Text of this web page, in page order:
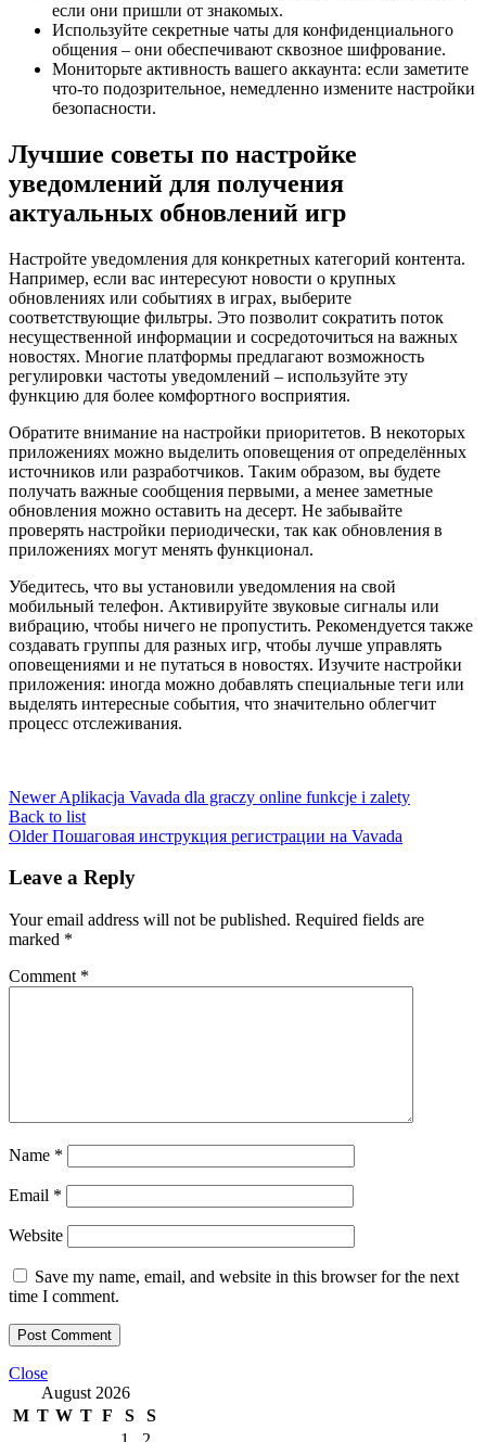
если они пришли от знакомых.
Используйте секретные чаты для конфиденциального
общения – они обеспечивают сквозное шифрование.
Мониторьте активность вашего аккаунта: если заметите
что-то подозрительное, немедленно измените настройки
безопасности.
Лучшие советы по настройке
уведомлений для получения
актуальных обновлений игр
Настройте уведомления для конкретных категорий контента.
Например, если вас интересуют новости о крупных
обновлениях или событиях в играх, выберите
соответствующие фильтры. Это позволит сократить поток
несущественной информации и сосредоточиться на важных
новостях. Многие платформы предлагают возможность
регулировки частоты уведомлений – используйте эту
функцию для более комфортного восприятия.
Обратите внимание на настройки приоритетов. В некоторых
приложениях можно выделить оповещения от определённых
источников или разработчиков. Таким образом, вы будете
получать важные сообщения первыми, а менее заметные
обновления можно оставить на десерт. Не забывайте
проверять настройки периодически, так как обновления в
приложениях могут менять функционал.
Убедитесь, что вы установили уведомления на свой
мобильный телефон. Активируйте звуковые сигналы или
вибрацию, чтобы ничего не пропустить. Рекомендуется также
создавать группы для разных игр, чтобы лучше управлять
оповещениями и не путаться в новостях. Изучите настройки
приложения: иногда можно добавлять специальные теги или
выделять интересные события, что значительно облегчит
процесс отслеживания.
Newer Aplikacja Vavada dla graczy online funkcje i zalety
Back to list
Older Пошаговая инструкция регистрации на Vavada
Leave a Reply
Your email address will not be published. Required fields are
marked *
Comment *
Name *
Email *
Website
Save my name, email, and website in this browser for the next
time I comment.
Close
August 2026
M T W T F S
S